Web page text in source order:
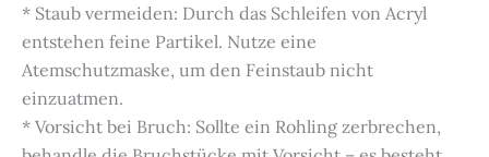
* Staub vermeiden: Durch das Schleifen von Acryl
entstehen feine Partikel. Nutze eine
Atemschutzmaske, um den Feinstaub nicht
einzuatmen.
* Vorsicht bei Bruch: Sollte ein Rohling zerbrechen,